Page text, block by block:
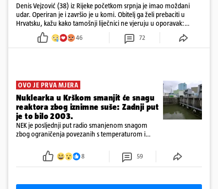
Denis Vejzović (38) iz Rijeke početkom srpnja je imao moždani
udar. Operiran je i završio je u komi. Obitelj ga želi prebaciti u
Hrvatsku, kažu kako tamošnji liječnici ne vjeruju u oporavak:
'Imamo 72 sata'
46 72
OVO JE PRVA MJERA
Nuklearka u Krškom smanjit će snagu
reaktora zbog iznimne suše: Zadnji put
je to bilo 2003.
NEK je posljednji put radio smanjenom snagom
zbog ograničenja povezanih s temperaturom i
smanjenje snage bilo potrebno više od 90 dana.
8 59